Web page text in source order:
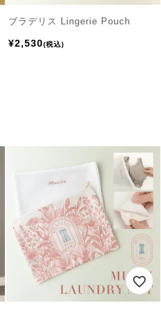
ブラデリス Lingerie Pouch
¥2,530 税込